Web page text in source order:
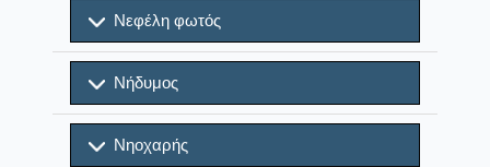
Νεφέλη φωτός
Νήδυμος
Νηοχαρής